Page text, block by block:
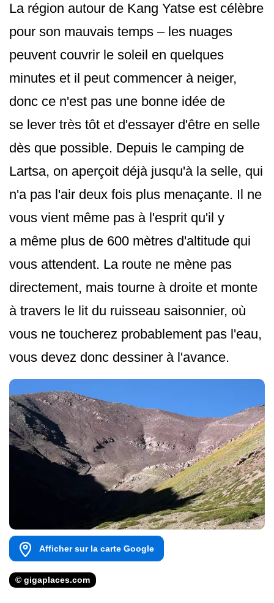
La région autour de Kang Yatse est célèbre
pour son mauvais temps – les nuages
peuvent couvrir le soleil en quelques
minutes et il peut commencer à neiger,
donc ce n'est pas une bonne idée de
se lever très tôt et d'essayer d'être en selle
dès que possible. Depuis le camping de
Lartsa, on aperçoit déjà jusqu'à la selle, qui
n'a pas l'air deux fois plus menaçante. Il ne
vous vient même pas à l'esprit qu'il y
a même plus de 600 mètres d'altitude qui
vous attendent. La route ne mène pas
directement, mais tourne à droite et monte
à travers le lit du ruisseau saisonnier, où
vous ne toucherez probablement pas l'eau,
vous devez donc dessiner à l'avance.
Afficher sur la carte Google
© gigaplaces.com